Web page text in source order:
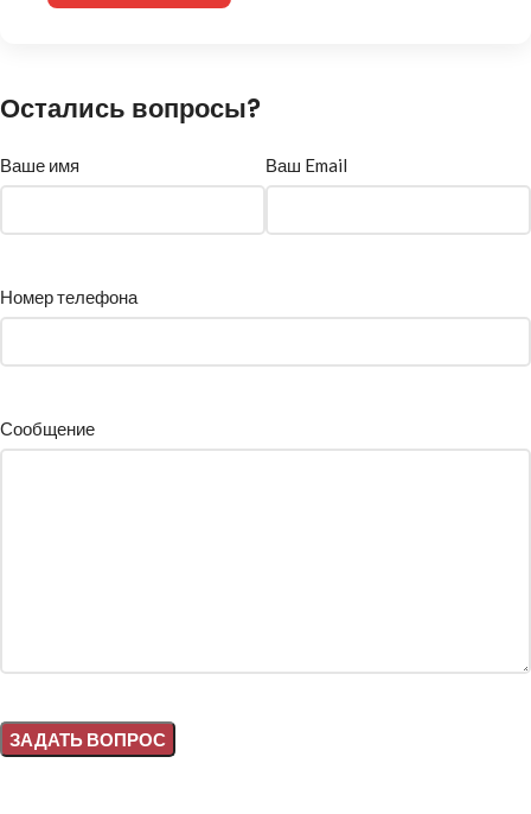
Остались вопросы?
Ваше имя Ваш Email
Номер телефона
Сообщение